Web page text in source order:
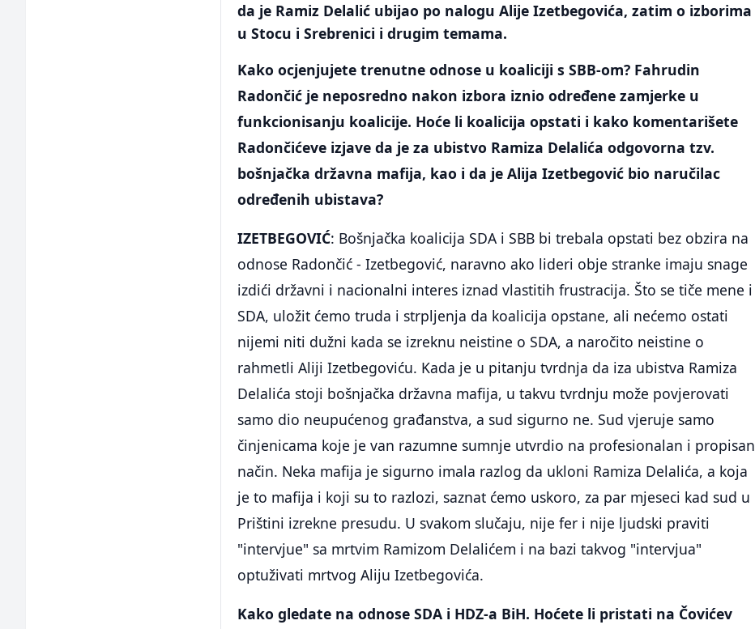
da je Ramiz Delalić ubijao po nalogu Alije Izetbegovića, zatim o izborima
u Stocu i Srebrenici i drugim temama.
Kako ocjenjujete trenutne odnose u koaliciji s SBB-om? Fahrudin
Radončić je neposredno nakon izbora iznio određene zamjerke u
funkcionisanju koalicije. Hoće li koalicija opstati i kako komentarišete
Radončićeve izjave da je za ubistvo Ramiza Delalića odgovorna tzv.
bošnjačka državna mafija, kao i da je Alija Izetbegović bio naručilac
određenih ubistava?
IZETBEGOVIĆ: Bošnjačka koalicija SDA i SBB bi trebala opstati bez obzira na
odnose Radončić - Izetbegović, naravno ako lideri obje stranke imaju snage
izdići državni i nacionalni interes iznad vlastitih frustracija. Što se tiče mene i
SDA, uložit ćemo truda i strpljenja da koalicija opstane, ali nećemo ostati
nijemi niti dužni kada se izreknu neistine o SDA, a naročito neistine o
rahmetli Aliji Izetbegoviću. Kada je u pitanju tvrdnja da iza ubistva Ramiza
Delalića stoji bošnjačka državna mafija, u takvu tvrdnju može povjerovati
samo dio neupućenog građanstva, a sud sigurno ne. Sud vjeruje samo
činjenicama koje je van razumne sumnje utvrdio na profesionalan i propisan
način. Neka mafija je sigurno imala razlog da ukloni Ramiza Delalića, a koja
je to mafija i koji su to razlozi, saznat ćemo uskoro, za par mjeseci kad sud u
Prištini izrekne presudu. U svakom slučaju, nije fer i nije ljudski praviti
"intervjue" sa mrtvim Ramizom Delalićem i na bazi takvog "intervjua"
optuživati mrtvog Aliju Izetbegovića.
Kako gledate na odnose SDA i HDZ-a BiH. Hoćete li pristati na Čovićev